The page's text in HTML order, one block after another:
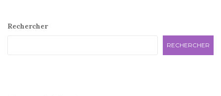
Rechercher
RECHERCHER